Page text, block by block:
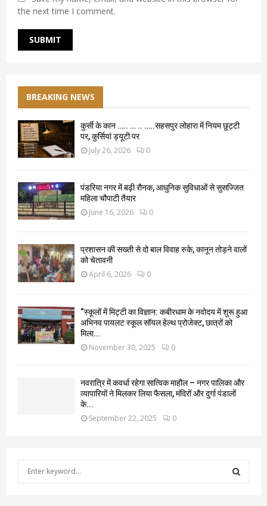
the next time I comment.
BREAKING NEWS
कुर्सी के कान ….. … .. …..सहसपुर लोहारा में नियम छुट्टी
पर, कुर्सियां ड्यूटी पर
July 26, 2026 0
पंडरिया नगर में बढ़ी रौनक, आधुनिक सुविधाओं से सुसज्जित
महिला चौपाटी तैयार
June 16, 2026 0
प्रशासन की सख्ती से दो बाल विवाह रुके, कानून तोड़ने वालों
को चेतावनी
April 6, 2026 0
“स्कूलों में मिट्टी का विज्ञान: कबीरधाम के नवोदय में शुरू हुआ
अभिनव पायलट स्कूल सॉयल हेल्थ प्रोजेक्ट, छात्रों को
मिला...
November 30, 2025 0
नवरात्रि में कवर्धा रहेगा सात्विक माहौल – नगर पालिका और
व्यापारियों ने मिलकर लिया फैसला, मंदिरों और दुर्गा पंडालों
के...
September 22, 2025 0